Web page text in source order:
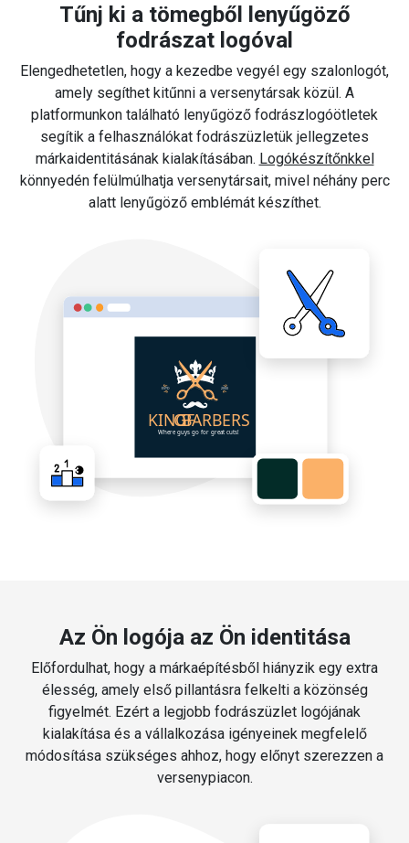
Tűnj ki a tömegből lenyűgöző
fodrászat logóval
Elengedhetetlen, hogy a kezedbe vegyél egy szalonlogót,
amely segíthet kitűnni a versenytársak közül. A
platformunkon található lenyűgöző fodrászlogóötletek
segítik a felhasználókat fodrászüzletük jellegzetes
márkaidentitásának kialakításában. Logókészítőnkkel
könnyedén felülmúlhatja versenytársait, mivel néhány perc
alatt lenyűgöző emblémát készíthet.
Az Ön logója az Ön identitása
Előfordulhat, hogy a márkaépítésből hiányzik egy extra
élesség, amely első pillantásra felkelti a közönség
figyelmét. Ezért a legjobb fodrászüzlet logójának
kialakítása és a vállalkozása igényeinek megfelelő
módosítása szükséges ahhoz, hogy előnyt szerezzen a
versenypiacon.